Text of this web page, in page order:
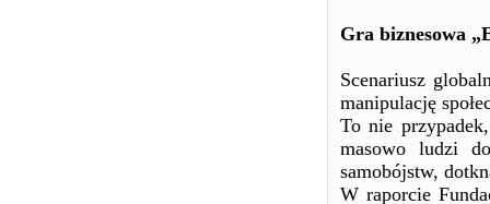
Gra biznesowa
Scenariusz
manipulację
To nie
masowo ludzi
samobójstw,
W raporcie